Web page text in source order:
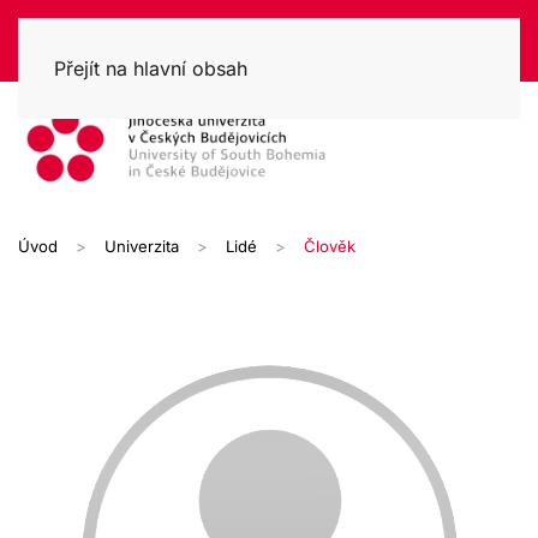
Přejít na hlavní obsah
Úvod Univerzita Lidé Člověk